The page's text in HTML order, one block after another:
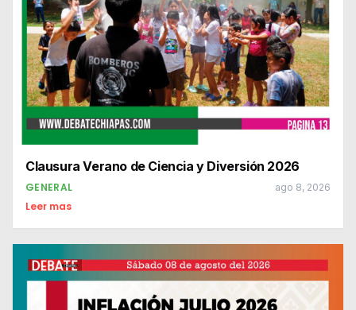
Clausura Verano de Ciencia y Diversión 2026
GENERAL ago 8, 2026
Leer mas